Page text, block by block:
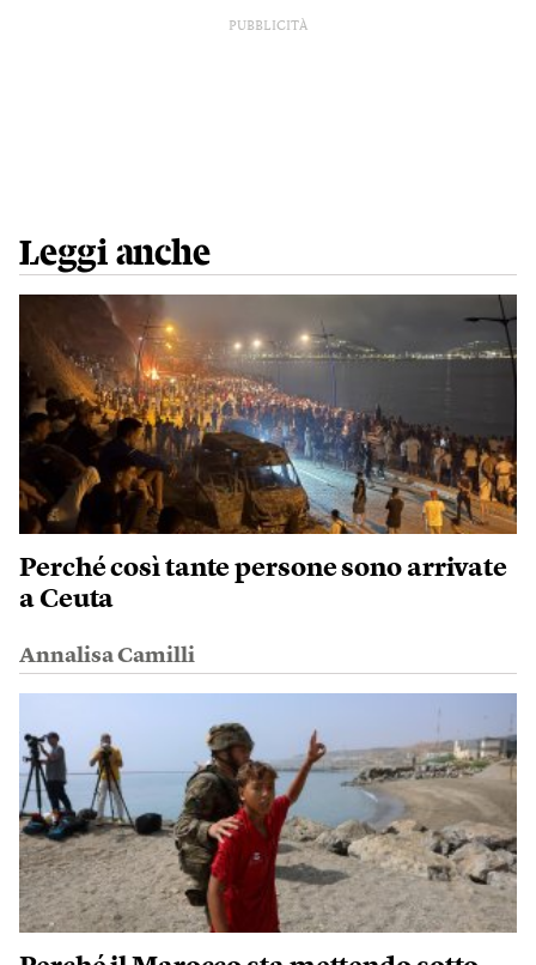
PUBBLICITÀ
Leggi anche
Perché così tante persone sono arrivate
a Ceuta
Annalisa Camilli